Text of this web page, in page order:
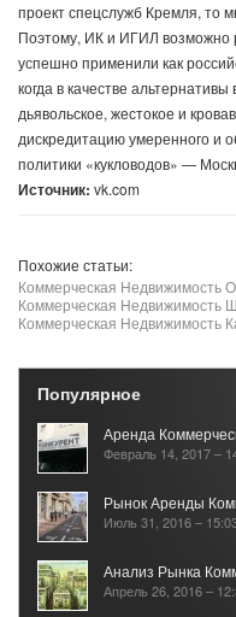
проект спецслужб Кремля, то
Поэтому, ИК и ИГИЛ возможно
успешно применили как
когда в качестве
дьявольское, жестокое и
дискредитацию умеренного и
политики «кукловодов» —
Источник: vk.com
Похожие статьи:
Коммерческая Недвижимость
Коммерческая Недвижимость
Коммерческая Недвижимость
Популярное
Аренда
Февраль 14, 2017 –
Рынок Аренды
Июль 31, 2016 –
Анализ Рынка
Апрель 26, 2016 –